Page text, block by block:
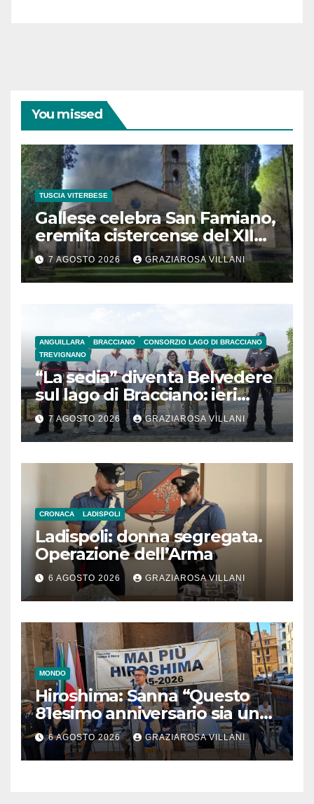
You missed
TUSCIA VITERBESE
Gallese celebra San Famiano,
eremita cistercense del XII
secolo
7 AGOSTO 2026 GRAZIAROSA VILLANI
ANGUILLARA BRACCIANO
CONSORZIO LAGO DI BRACCIANO
TREVIGNANO
“La sedia” diventa Belvedere
sul lago di Bracciano: ieri
l’inaugurazione
7 AGOSTO 2026 GRAZIAROSA VILLANI
CRONACA LADISPOLI
Ladispoli: donna segregata.
Operazione dell’Arma
6 AGOSTO 2026 GRAZIAROSA VILLANI
MONDO
Hiroshima: Sanna “Questo
81esimo anniversario sia un
monito per tutti”
6 AGOSTO 2026 GRAZIAROSA VILLANI